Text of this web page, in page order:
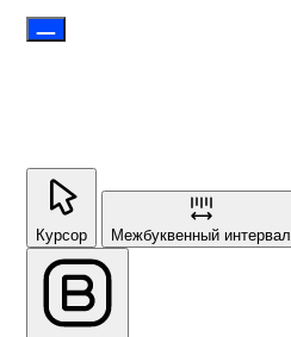
Курсор Межбуквенный интервал